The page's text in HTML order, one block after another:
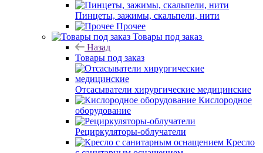
Пинцеты, зажимы, скальпели, нити
Прочее
Товары под заказ
Назад
Товары под заказ
Отсасыватели хирургические медицинские
Кислородное
оборудование
Рециркуляторы-облучатели
Кресло